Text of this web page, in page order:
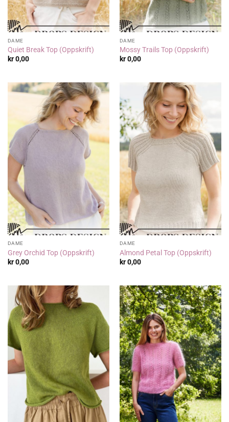
DAME
Quiet Break Top (Oppskrift)
kr0,00
DAME
Mossy Trails Top (Oppskrift)
kr0,00
DAME
Grey Orchid Top (Oppskrift)
kr0,00
DAME
Almond Petal Top (Oppskrift)
kr0,00